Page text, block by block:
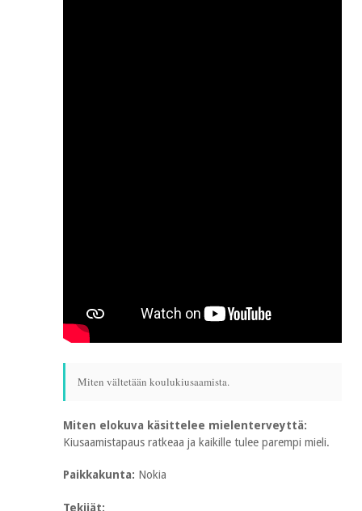
Miten vältetään koulukiusaamista.
Miten elokuva käsittelee mielenterveyttä:
Kiusaamistapaus ratkeaa ja kaikille tulee parempi mieli.
Paikkakunta: Nokia
Tekijät: